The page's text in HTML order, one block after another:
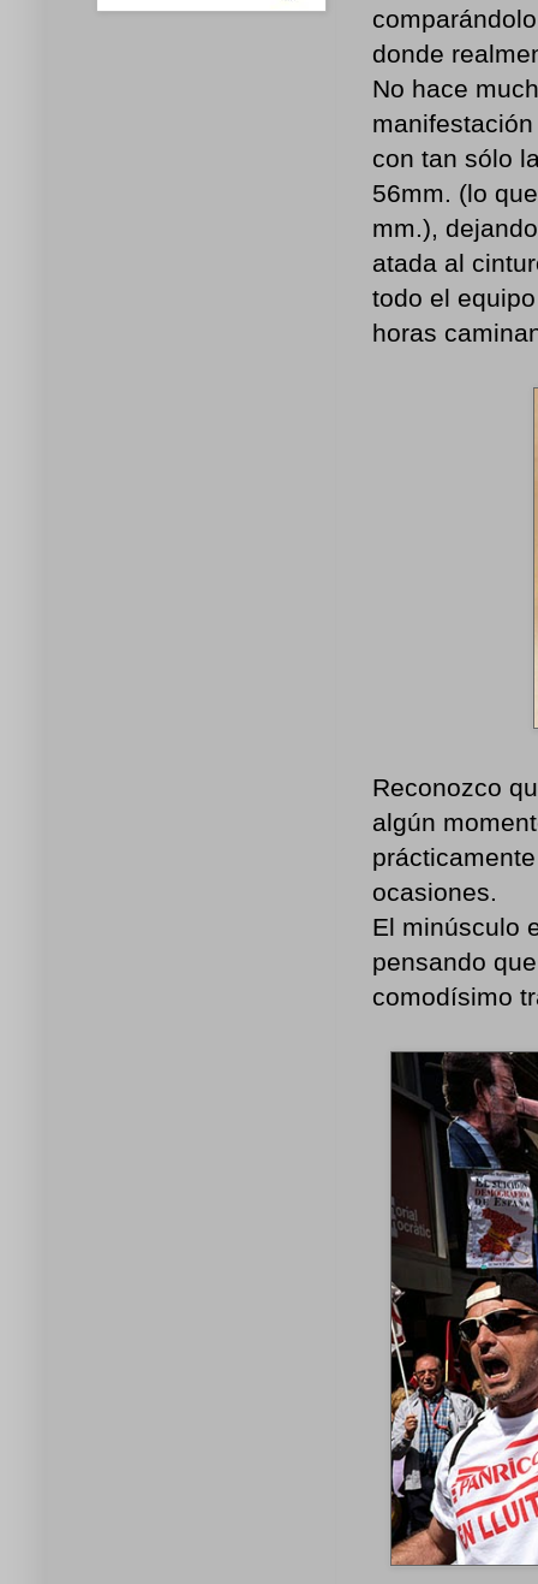
donde
No hace
con tan sólo
56mm. (lo
mm.),
atada al
todo el
horas
Reconozco
algún
ocasiones.
El minúsculo
pensando
comodísimo